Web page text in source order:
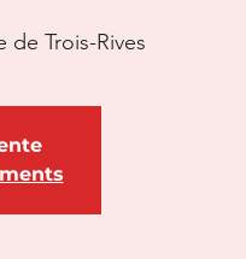
de Trois-Rives